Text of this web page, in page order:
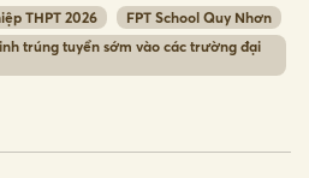
THPT 2026
FPT School Quy Nhơn
trúng tuyển sớm vào các trường đại